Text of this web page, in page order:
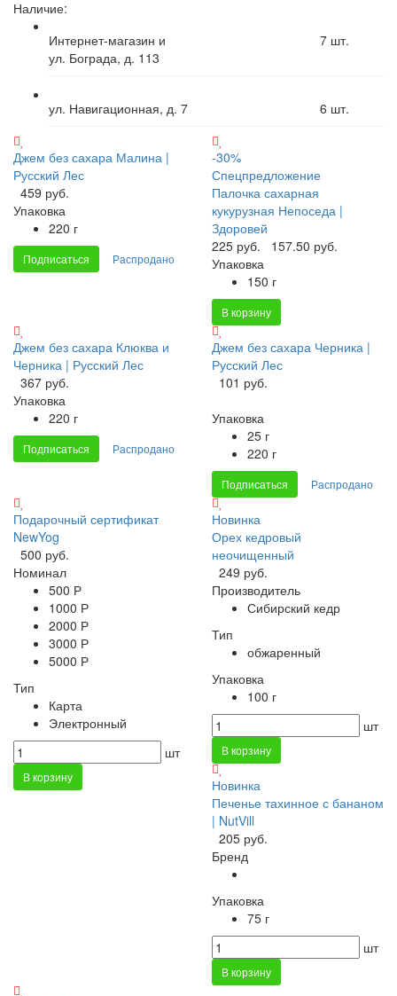
Наличие:
Интернет-магазин и
ул. Бограда, д. 113
7 шт.
ул. Навигационная, д. 7 6 шт.
Джем без сахара Малина |
Русский Лес
459 руб.
Упаковка
220 г
Подписаться Распродано
-30%
Спецпредложение
Палочка сахарная
кукурузная Непоседа |
Здоровей
225 руб.
157.50 руб.
Упаковка
150 г
В корзину
Джем без сахара Клюква и
Черника | Русский Лес
367 руб.
Упаковка
220 г
Подписаться Распродано
Джем без сахара Черника |
Русский Лес
101 руб.
Упаковка
25 г
220 г
Подписаться Распродано
Подарочный сертификат
NewYog
500 руб.
Номинал
500 Р
1000 Р
2000 Р
3000 Р
5000 Р
Тип
Карта
Электронный
шт
В корзину
Новинка
Орех кедровый
неочищенный
249 руб.
Производитель
Сибирский кедр
Тип
обжаренный
Упаковка
100 г
шт
В корзину
Новинка
Печенье тахинное с бананом
| NutVill
205 руб.
Бренд
Упаковка
75 г
шт
В корзину